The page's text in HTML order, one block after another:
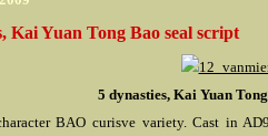
Kai Yuan Tong Bao seal script
5 dynasties, Kai Yuan
BAO curisve variety.Cast in